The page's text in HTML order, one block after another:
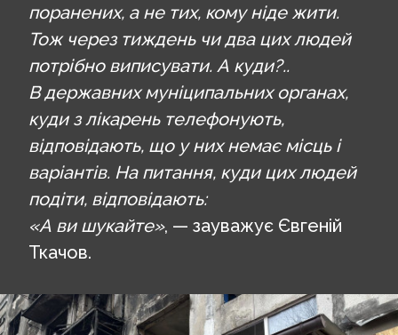
поранених, а не тих, кому ніде жити.
Тож через тиждень чи два цих людей
потрібно виписувати. А куди?..
В державних муніципальних органах,
куди з лікарень телефонують,
відповідають, що у них немає місць і
варіантів. На питання, куди цих людей
подіти, відповідають:
«А ви шукайте», — зауважує Євгеній
Ткачов.